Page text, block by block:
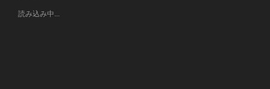
読み込み中...